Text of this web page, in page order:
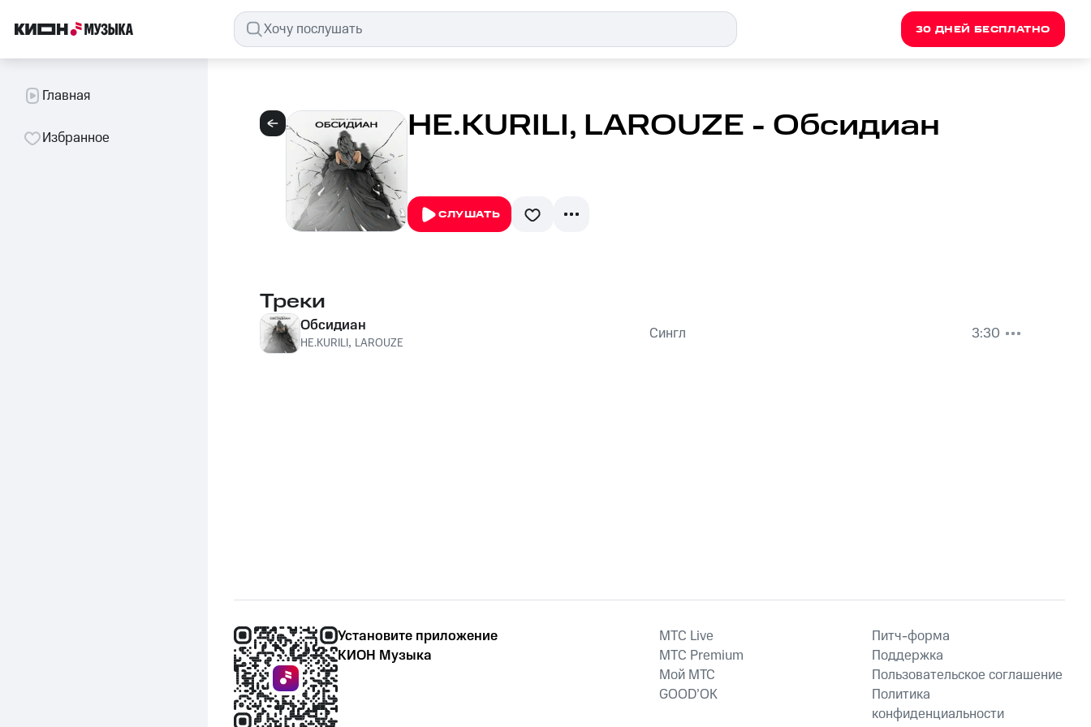
30 ДНЕЙ БЕСПЛАТНО
Главная
Избранное НЕ.KURILI, LAROUZE - Обсидиан
СЛУШАТЬ
Треки
Обсидиан
НЕ.KURILI, LAROUZE Сингл 3:30
Установите приложение
КИОН Музыка
MTС Live
MTС Premium
Мой МТС
GOOD’OK
Питч-форма
Поддержка
Пользовательское соглашение
Политика
конфиденциальности